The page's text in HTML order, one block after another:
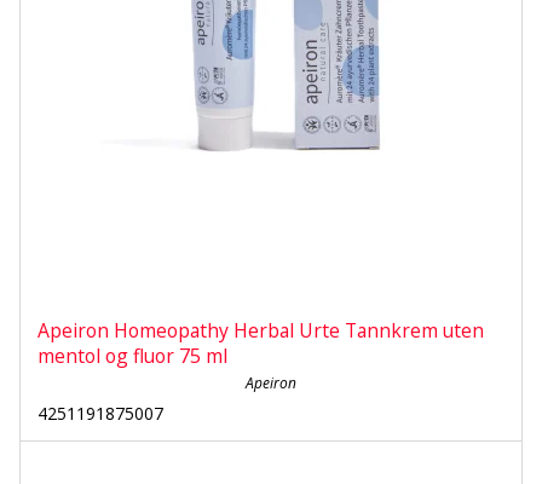
Apeiron Homeopathy Herbal Urte Tannkrem uten
mentol og fluor 75 ml
Apeiron
4251191875007